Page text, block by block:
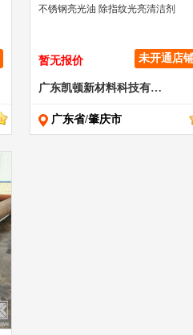
不锈钢亮光油 除指纹光亮清洁剂
暂无报价 未开通店
广东凯顿新材料科技有限公司
广东省/肇庆市